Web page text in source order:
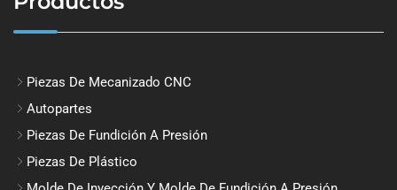
Piezas De Mecanizado CNC
Autopartes
Piezas De Fundición A Presión
Piezas De Plástico